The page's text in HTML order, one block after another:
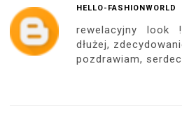
HELLO-FASHIONWORLD
rewelacyjny
dłużej,
pozdrawiam,